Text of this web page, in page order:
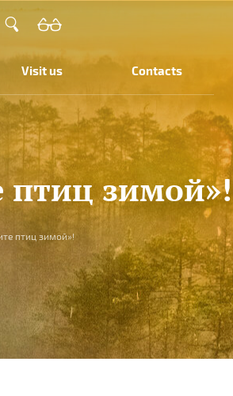
Visit us Contacts
птиц зимой»!
птиц зимой»!